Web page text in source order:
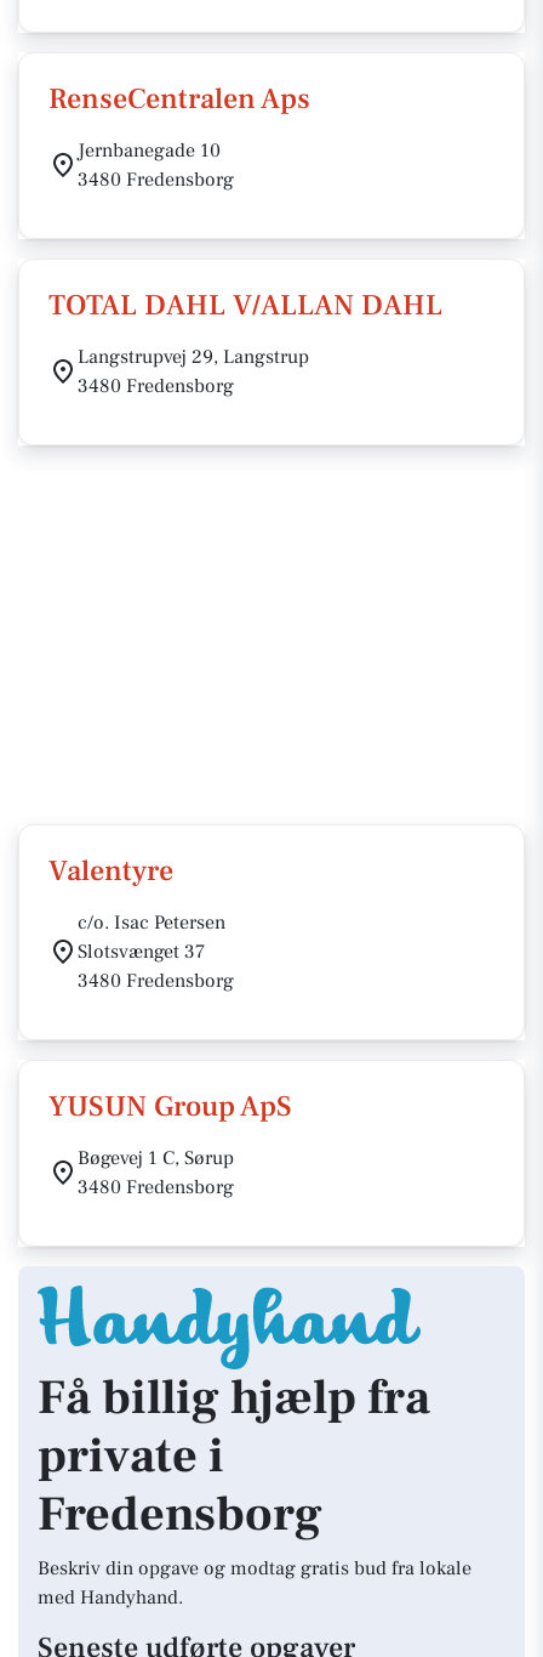
RenseCentralen Aps
Jernbanegade 10
3480 Fredensborg
TOTAL DAHL V/ALLAN DAHL
Langstrupvej 29, Langstrup
3480 Fredensborg
Valentyre
c/o. Isac Petersen
Slotsvænget 37
3480 Fredensborg
YUSUN Group ApS
Bøgevej 1 C, Sørup
3480 Fredensborg
Få billig hjælp fra
private i
Fredensborg
Beskriv din opgave og modtag gratis bud fra lokale
med Handyhand.
Seneste udførte opgaver